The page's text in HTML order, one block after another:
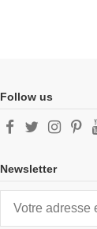
Follow us
Newsletter